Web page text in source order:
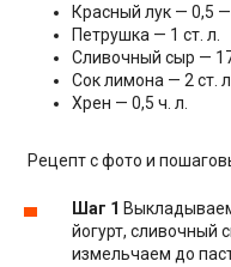
Красный лук — 0,5
Петрушка — 1 ст. л.
Сливочный сыр —
Сок лимона — 2 ст. л.
Хрен — 0,5 ч. л.
Рецепт с фото и
Шаг 1
йогурт, сливочный
измельчаем до